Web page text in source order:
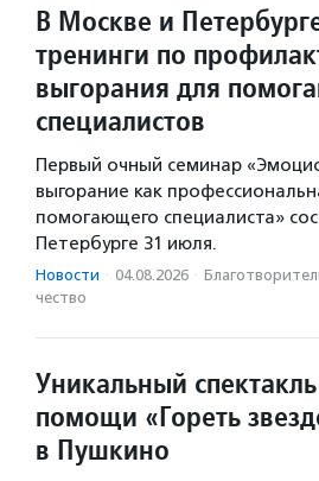
В Москве и
тренинги по
выгорания для
специалистов
Первый очный семинар
выгорание как
помогающего специалиста»
Петербурге 31 июля.
Новости · 04.08.2026 ·
чест­во
Уникальный
помощи «Гореть
в Пушкино